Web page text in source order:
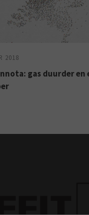
2018
gas duurder